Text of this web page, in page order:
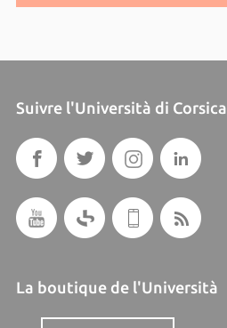
Suivre l'Università di Corsica
La boutique de l'Università